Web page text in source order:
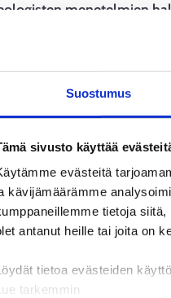
Suostumus
sivusto käyttää
evästeitä
kävijämäärämme
tietoja
antanut heille tai joita on
tietoa evästeiden
Lue tarkemmin
menetelmien
ja ominaisuudet